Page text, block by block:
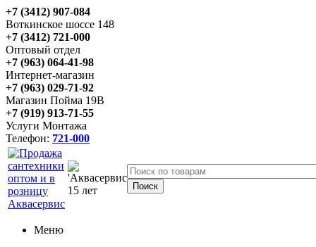
+7 (3412) 907-084
Воткинское шоссе 148
+7 (3412) 721-000
Оптовый отдел
+7 (963) 064-41-98
Интернет-магазин
+7 (963) 029-71-92
Магазин Пойма 19В
+7 (919) 913-71-55
Услуги Монтажа
Телефон: 721-000
Меню